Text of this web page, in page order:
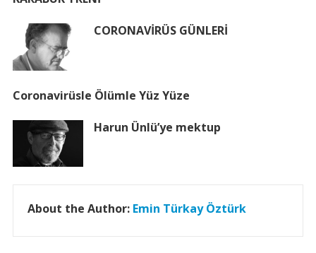
CORONAVİRÜS GÜNLERİ
Coronavirüsle Ölümle Yüz Yüze
Harun Ünlü’ye mektup
About the Author: Emin Türkay Öztürk